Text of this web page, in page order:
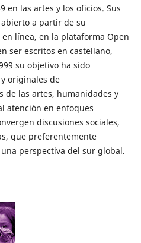
en las artes y los oficios. Sus
a partir de su
línea, en la plataforma Open
ser escritos en castellano,
su objetivo ha sido
originales de
de las artes, humanidades y
atención en enfoques
discusiones sociales,
que preferentemente
perspectiva del sur global.